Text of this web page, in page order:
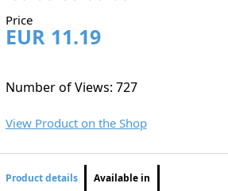
Price
EUR 11.19
Number of Views: 727
View Product on the Shop
Product details Available in